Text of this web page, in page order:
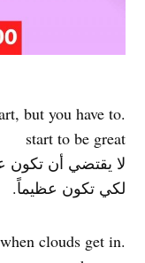
but you have to
start to be great
لا يقتضي أن تكون
لكي تكون عظيماً.
clouds get in